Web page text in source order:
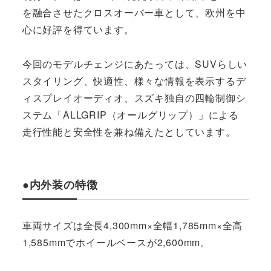
を融合させたクロスオーバー車として、欧州を中
心に好評を得ています。
今回のモデルチェンジにあたっては、SUVらしい
スタイリング、快適性、様々な情報を表示するデ
ィスプレイオーディオ、スズキ独自の四輪制御シ
ステム「ALLGRIP（オールグリップ）」による
走行性能と安全性を兼ね備えたとしています。
●内外装の特徴
車両サイズは全長4,300mm×全幅1,785mm×全高
1,585mmでホイールベースが2,600mm。